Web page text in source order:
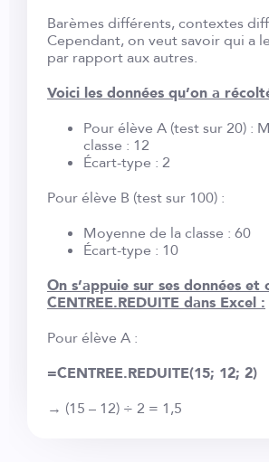
Barèmes différents, contextes
Cependant, on veut savoir qui a
par rapport aux autres.
Voici les données qu’on a
Pour élève A (test sur 20) :
classe : 12
Écart-type : 2
Pour élève B (test sur 100) :
Moyenne de la classe : 60
Écart-type : 10
On s’appuie sur ses données et
CENTREE.REDUITE dans Excel :
Pour élève A :
=CENTREE.REDUITE(15; 12; 2)
→ (15 – 12) ÷ 2 = 1,5